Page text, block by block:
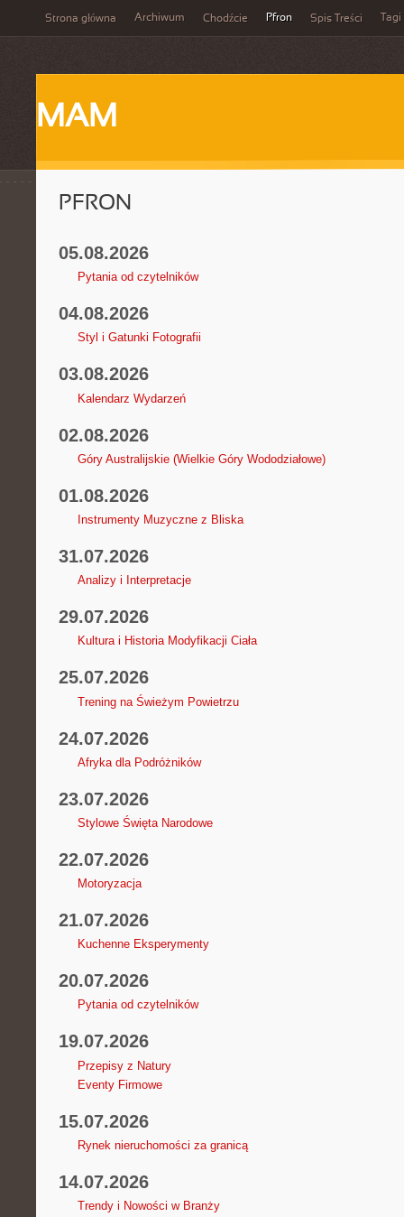
Strona główna Archiwum Chodźcie Pfron Spis Treści Tagi
MAM
PFRON
05.08.2026
Pytania od czytelników
04.08.2026
Styl i Gatunki Fotografii
03.08.2026
Kalendarz Wydarzeń
02.08.2026
Góry Australijskie (Wielkie Góry Wododziałowe)
01.08.2026
Instrumenty Muzyczne z Bliska
31.07.2026
Analizy i Interpretacje
29.07.2026
Kultura i Historia Modyfikacji Ciała
25.07.2026
Trening na Świeżym Powietrzu
24.07.2026
Afryka dla Podróżników
23.07.2026
Stylowe Święta Narodowe
22.07.2026
Motoryzacja
21.07.2026
Kuchenne Eksperymenty
20.07.2026
Pytania od czytelników
19.07.2026
Przepisy z Natury
Eventy Firmowe
15.07.2026
Rynek nieruchomości za granicą
14.07.2026
Trendy i Nowości w Branży